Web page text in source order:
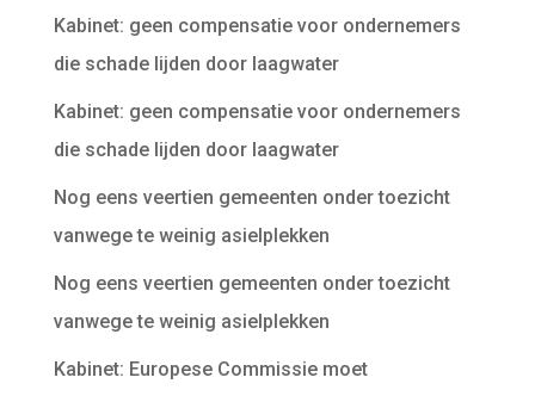
Kabinet: geen compensatie voor ondernemers
die schade lijden door laagwater
Kabinet: geen compensatie voor ondernemers
die schade lijden door laagwater
Nog eens veertien gemeenten onder toezicht
vanwege te weinig asielplekken
Nog eens veertien gemeenten onder toezicht
vanwege te weinig asielplekken
Kabinet: Europese Commissie moet